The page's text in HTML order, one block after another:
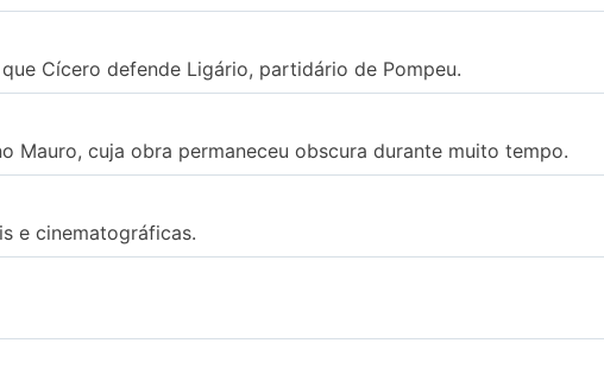
Cícero defende Ligário, partidário de Pompeu.
Mauro, cuja obra permaneceu obscura durante muito tempo.
e cinematográficas.